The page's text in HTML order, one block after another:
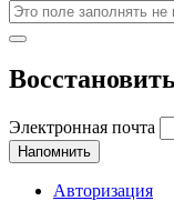
Электронная почта
Напомнить
Авторизация